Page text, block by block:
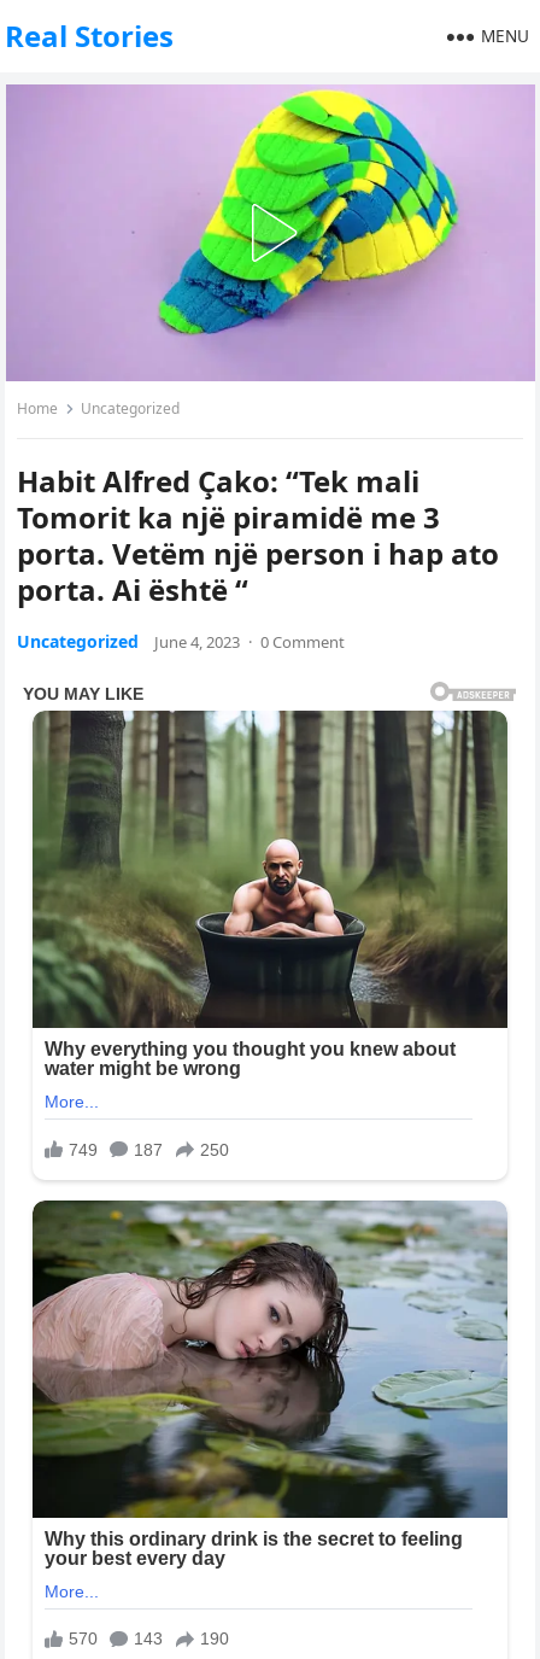
Real Stories MENU
Home Uncategorized
Habit Alfred Çako: “Tek mali
Tomorit ka një piramidë me 3
porta. Vetëm një person i hap ato
porta. Ai është “
Uncategorized June 4, 2023 · 0 Comment